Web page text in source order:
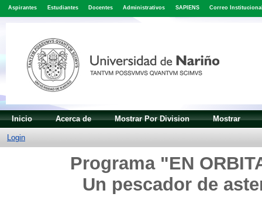
Aspirantes Estudiantes Docentes Administrativos SAPIENS Correo
Inicio Acerca de Mostrar Por Division Mostrar
Login
Programa "EN
Un pescador de